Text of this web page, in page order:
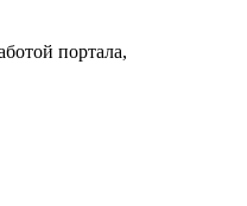
портала,